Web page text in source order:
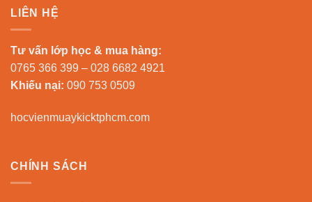
LIÊN HỆ
Tư vấn lớp học & mua hàng:
0765 366 399 – 028 6682 4921
Khiếu nại: 090 753 0509
hocvienmuaykicktphcm.com
CHÍNH SÁCH